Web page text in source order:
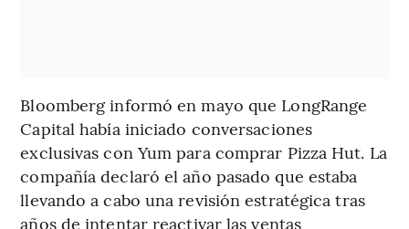
Bloomberg informó en mayo que LongRange
Capital había iniciado conversaciones
exclusivas con Yum para comprar Pizza Hut. La
compañía declaró el año pasado que estaba
llevando a cabo una revisión estratégica tras
años de intentar reactivar las ventas